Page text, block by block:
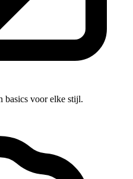
basics voor elke stijl.